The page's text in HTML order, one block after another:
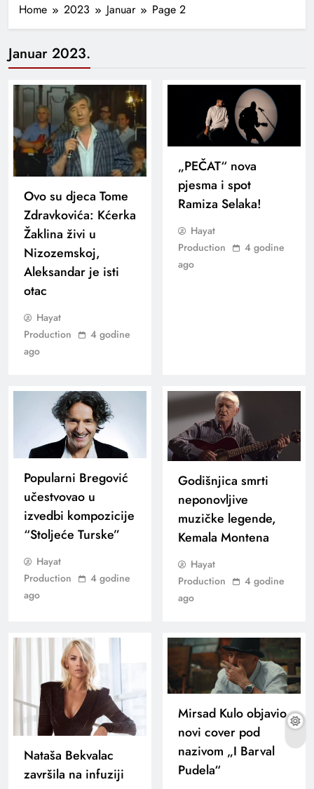
Home 2023 Januar Page 2
Januar 2023.
Ovo su djeca Tome
Zdravkovića: Kćerka
Žaklina živi u
Nizozemskoj,
Aleksandar je isti
otac
Hayat
Production
4 godine
ago
„PEČAT“ nova
pjesma i spot
Ramiza Selaka!
Hayat
Production
4 godine
ago
Popularni Bregović
učestvovao u
izvedbi kompozicije
“Stoljeće Turske”
Hayat
Production
4 godine
ago
Godišnjica smrti
neponovljive
muzičke legende,
Kemala Montena
Hayat
Production
4 godine
ago
Nataša Bekvalac
završila na infuziji
Mirsad Kulo objavio
novi cover pod
nazivom „I Barval
Pudela“